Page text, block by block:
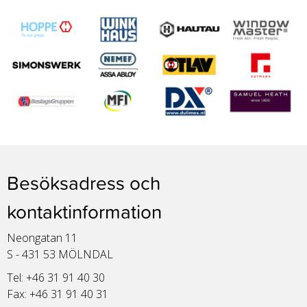
Besöksadress och
kontaktinformation
Neongatan 11
S - 431 53 MÖLNDAL
Tel: +46 31 91 40 30
Fax: +46 31 91 40 31